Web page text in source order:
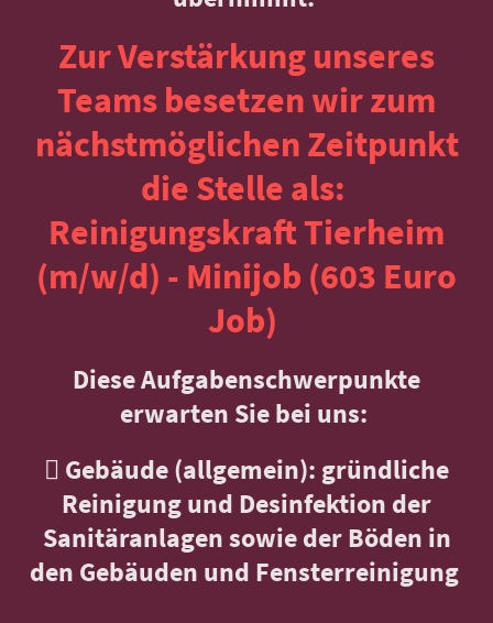
Zur Verstärkung unseres
Teams besetzen wir zum
nächstmöglichen Zeitpunkt
die Stelle als:
Reinigungskraft Tierheim
(m/w/d) - Minijob (603 Euro
Job)
Diese Aufgabenschwerpunkte
erwarten Sie bei uns:
 Gebäude (allgemein): gründliche
Reinigung und Desinfektion der
Sanitäranlagen sowie der Böden in
den Gebäuden und Fensterreinigung